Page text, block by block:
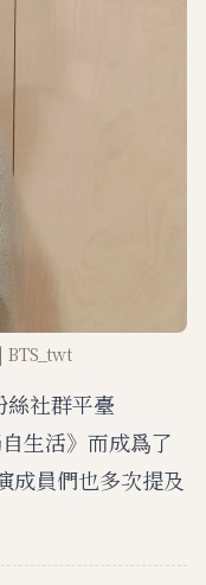
社群平臺
生活》而成爲了
成員們也多次提及